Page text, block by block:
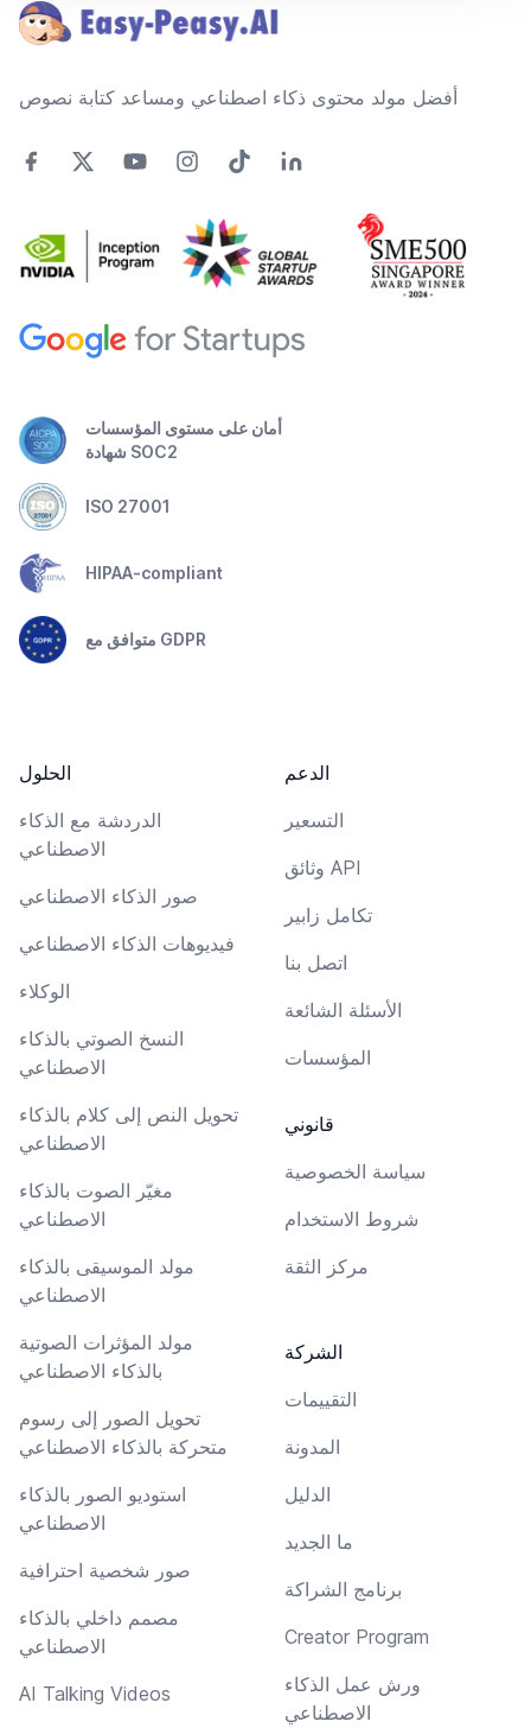
أفضل مولد محتوى ذكاء اصطناعي ومساعد كتابة نصوص
أمان على مستوى المؤسسات
شهادة SOC2
ISO 27001
HIPAA-compliant
متوافق مع GDPR
الحلول
الدردشة مع الذكاء
الاصطناعي
صور الذكاء الاصطناعي
فيديوهات الذكاء الاصطناعي
الوكلاء
النسخ الصوتي بالذكاء
الاصطناعي
تحويل النص إلى كلام بالذكاء
الاصطناعي
مغيّر الصوت بالذكاء
الاصطناعي
مولد الموسيقى بالذكاء
الاصطناعي
مولد المؤثرات الصوتية
بالذكاء الاصطناعي
تحويل الصور إلى رسوم
متحركة بالذكاء الاصطناعي
استوديو الصور بالذكاء
الاصطناعي
صور شخصية احترافية
مصمم داخلي بالذكاء
الاصطناعي
AI Talking Videos
الدعم
التسعير
وثائق API
تكامل زابير
اتصل بنا
الأسئلة الشائعة
المؤسسات
قانوني
سياسة الخصوصية
شروط الاستخدام
مركز الثقة
الشركة
التقييمات
المدونة
الدليل
ما الجديد
برنامج الشراكة
Creator Program
ورش عمل الذكاء
الاصطناعي